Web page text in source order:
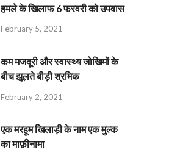
हमले के खिलाफ 6 फरवरी को उपवास
February 5, 2021
कम मजदूरी और स्वास्थ्य जोखिमों के
बीच झूलते बीड़ी श्रमिक
February 2, 2021
एक मरहूम खिलाड़ी के नाम एक मुल्क
का माफ़ीनामा